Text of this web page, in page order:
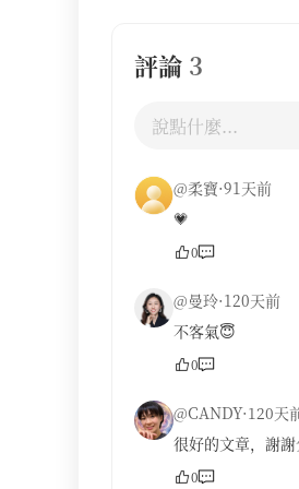
評論 3
@柔寶·91天前
💗
0
@曼玲·120天前
不客氣😇
0
@CANDY·120天
很好的文章，謝
0